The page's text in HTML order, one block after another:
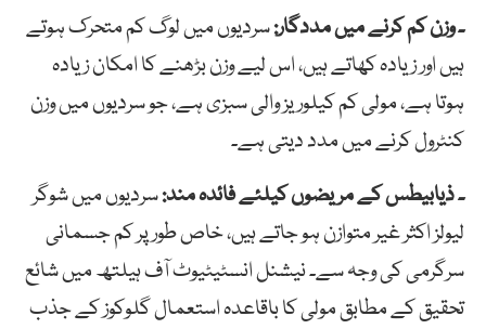
۔ وزن کم کرنے میں مددگار:سردیوں میں لوگ کم متحرک ہوتے
ہیں اور زیادہ کھاتے ہیں، اس لیے وزن بڑھنے کا امکان زیادہ
ہوتا ہے، مولی کم کیلوریز والی سبزی ہے، جو سردیوں میں وزن
کنٹرول کرنے میں مدد دیتی ہے۔
۔ ذیابیطس کے مریضوں کیلئے فائدہ مند:سردیوں میں شوگر
لیولز اکثر غیر متوازن ہو جاتے ہیں، خاص طور پر کم جسمانی
سرگرمی کی وجہ سے۔ نیشنل انسٹیٹیوٹ آف ہیلتھ میں شائع
تحقیق کے مطابق مولی کا باقاعدہ استعمال گلوکوز کے جذب